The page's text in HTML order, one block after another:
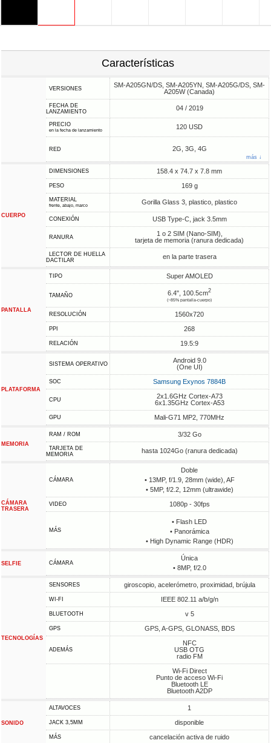
Características
VERSIONES
SM-A205GN/DS, SM-A205YN, SM-A205G/DS, SM-
A205W (Canada)
FECHA DE
LANZAMIENTO
04 / 2019
PRECIO
en la fecha de lanzamiento 120 USD
RED 2G, 3G, 4G
más ↓
CUERPO
DIMENSIONES 158.4 x 74.7 x 7.8 mm
PESO 169 g
MATERIAL
frente, abajo, marco Gorilla Glass 3, plastico, plastico
CONEXIÓN USB Type-C, jack 3.5mm
RANURA
1 o 2 SIM (Nano-SIM),
tarjeta de memoria (ranura dedicada)
LECTOR DE HUELLA
DACTILAR
en la parte trasera
PANTALLA
TIPO Super AMOLED
TAMAÑO 6.4", 100.5cm2
(~85% pantalla-cuerpo)
RESOLUCIÓN 1560x720
PPI 268
RELACIÓN 19.5:9
PLATAFORMA
SISTEMA OPERATIVO
Android 9.0
(One UI)
SOC Samsung Exynos 7884B
CPU
2x1.6GHz Cortex-A73
6x1.35GHz Cortex-A53
GPU Mali-G71 MP2, 770MHz
MEMORIA
RAM / ROM 3/32 Go
TARJETA DE
MEMORIA
hasta 1024Go (ranura dedicada)
CÁMARA
TRASERA
CÁMARA
Doble
• 13MP, f/1.9, 28mm (wide), AF
• 5MP, f/2.2, 12mm (ultrawide)
VIDEO 1080p - 30fps
MÁS
• Flash LED
• Panorámica
• High Dynamic Range (HDR)
SELFIE CÁMARA
Única
• 8MP, f/2.0
TECNOLOGÍAS
SENSORES giroscopio, acelerómetro, proximidad, brújula
WI-FI IEEE 802.11 a/b/g/n
BLUETOOTH v 5
GPS GPS, A-GPS, GLONASS, BDS
ADEMÁS
NFC
USB OTG
radio FM
Wi-Fi Direct
Punto de acceso Wi-Fi
Bluetooth LE
Bluetooth A2DP
SONIDO
ALTAVOCES 1
JACK 3,5MM disponible
MÁS cancelación activa de ruido